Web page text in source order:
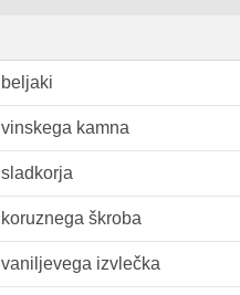
beljaki
vinskega kamna
sladkorja
koruznega škroba
vaniljevega izvlečka